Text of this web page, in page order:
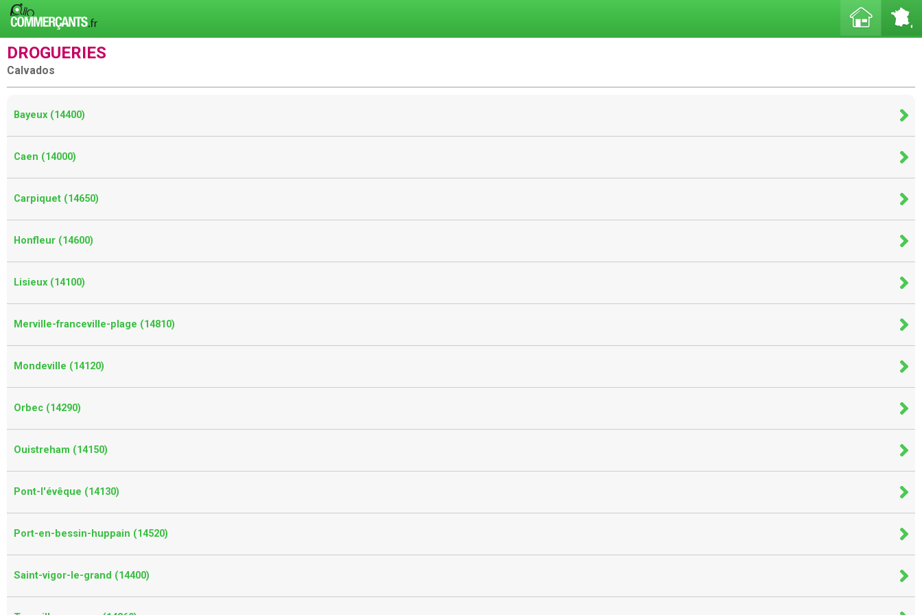
DROGUERIES
Calvados
Bayeux (14400)
Caen (14000)
Carpiquet (14650)
Honfleur (14600)
Lisieux (14100)
Merville-franceville-plage (14810)
Mondeville (14120)
Orbec (14290)
Ouistreham (14150)
Pont-l'évêque (14130)
Port-en-bessin-huppain (14520)
Saint-vigor-le-grand (14400)